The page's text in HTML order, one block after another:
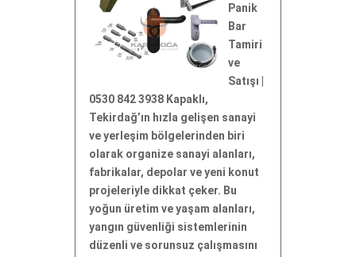
Panik
Bar
Tamiri
ve
Satışı |
0530 842 3938 Kapaklı,
Tekirdağ’ın hızla gelişen sanayi
ve yerleşim bölgelerinden biri
olarak organize sanayi alanları,
fabrikalar, depolar ve yeni konut
projeleriyle dikkat çeker. Bu
yoğun üretim ve yaşam alanları,
yangın güvenliği sistemlerinin
düzenli ve sorunsuz çalışmasını